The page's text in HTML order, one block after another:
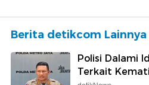
Berita detikcom Lainnya
Polisi Dalami
Terkait